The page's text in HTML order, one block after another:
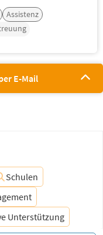
Assistenz
E-Mail
Schulen
Unterstützung